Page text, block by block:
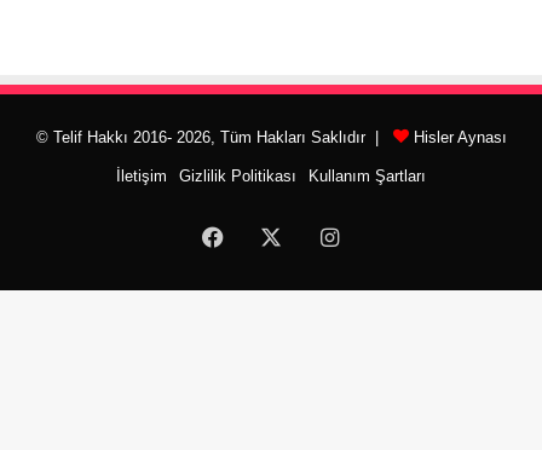
© Telif Hakkı 2016- 2026, Tüm Hakları Saklıdır | Hisler Aynası
İletişim Gizlilik Politikası Kullanım Şartları
Facebook Instagram